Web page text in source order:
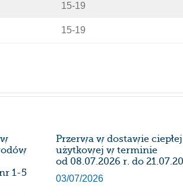
15-19
15-19
1-5
Przerwa w dostawie
użytkowej w terminie
od 08.07.2026 r. do
03/07/2026